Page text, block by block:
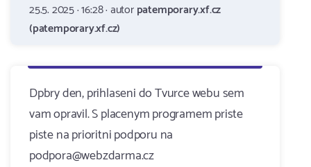
25.5. 2025 · 16:28 · autorpatemporary.xf.cz
(patemporary.xf.cz)
Dpbry den, prihlaseni do Tvurce webu sem
vam opravil. S placenym programem priste
piste na prioritni podporu na
podpora@webzdarma.cz